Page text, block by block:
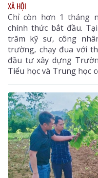
XÃ HỘI
Chỉ còn hơn 1 tháng
chính thức bắt đầu.
trăm kỹ sư, công
trường, chạy đua với
đầu tư xây dựng
Tiểu học và Trung học